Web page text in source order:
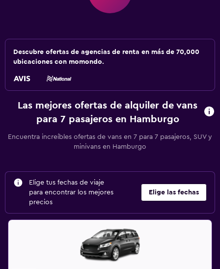
Descubre ofertas de agencias de renta en más de 70,000
ubicaciones con momondo.
Las mejores ofertas de alquiler de vans
para 7 pasajeros en Hamburgo
Encuentra increíbles ofertas de vans en 7 para 7 pasajeros, SUV y
minivans en Hamburgo
Elige tus fechas de viaje
para encontrar los mejores
precios
Elige las fechas